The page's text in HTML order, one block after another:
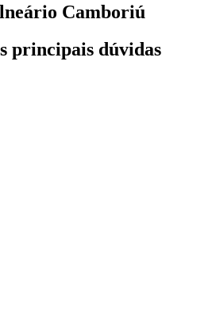
Camboriú
principais dúvidas